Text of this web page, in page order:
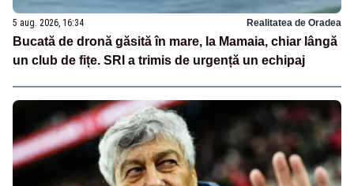
5 aug. 2026, 16:34 Realitatea de Oradea
Bucată de dronă găsită în mare, la Mamaia, chiar lângă
un club de fițe. SRI a trimis de urgență un echipaj